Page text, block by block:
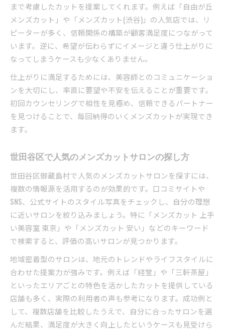
まで考慮したカットを提案してくれます。例えば「自由が丘
メンズカット」や「メンズカット(渋谷)」の人気店では、リ
ピーターが多く、信頼関係の構築が顧客満足度につながって
います。逆に、希望が伝わらずにイメージと違う仕上がりに
なってしまうケースも少なくありません。
仕上がりに満足するためには、美容師とのコミュニケーショ
ンを大切にし、率直に要望や不安を伝えることが重要です。
初回カウンセリングで相性を見極め、信頼できるパートナー
を見つけることで、毎回納得のいくメンズカットが実現でき
ます。
世田谷区で人気のメンズカットサロンの探し方
世田谷区御蔵島村で人気のメンズカットサロンを探すには、
複数の情報源を活用するのが効果的です。口コミサイトや
SNS、公式サイトのスタイル写真をチェックし、自分の理想
に近いサロンを絞り込みましょう。特に「メンズカット 上手
い美容室 東京」や「メンズカット 安い」などのキーワード
で検索すると、評価の高いサロンが見つかります。
地域密着型のサロンは、地元のトレンドやライフスタイルに
合わせた提案力が強みです。例えば「経堂」や「三軒茶屋」
といったエリアごとの特色を活かしたカットを提供している
店舗も多く、実際の利用者の声も参考になります。成功例と
して、複数店舗を比較したうえで、自分に合ったサロンを選
んだ結果、満足度が大きく向上したというケースも見受けら